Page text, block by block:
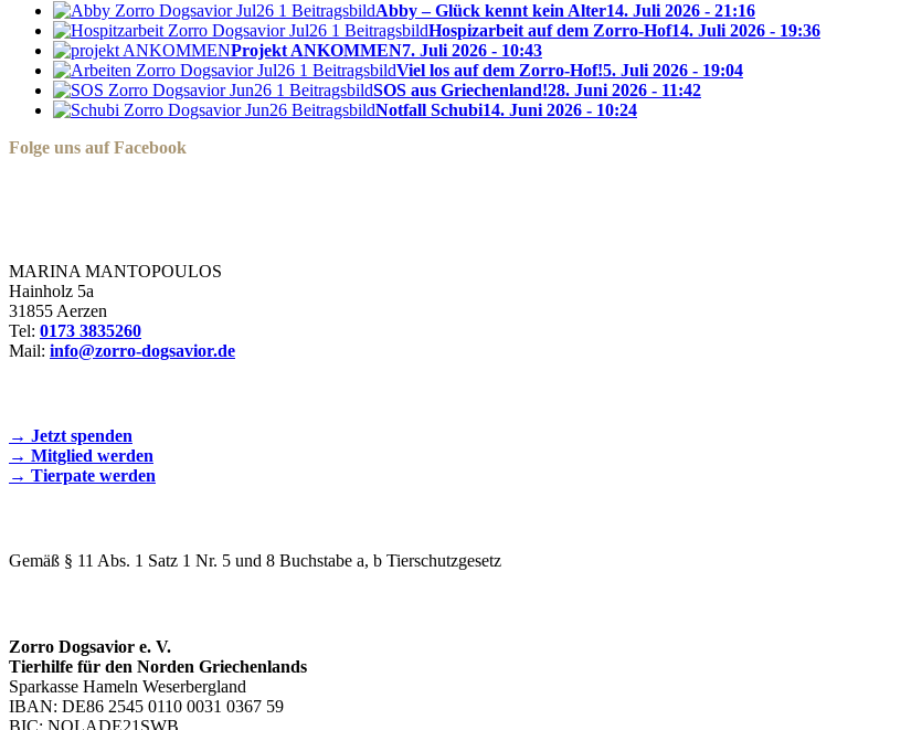
Abby – Glück kennt kein Alter14. Juli 2026 - 21:16
Hospizarbeit auf dem Zorro-Hof14. Juli 2026 - 19:36
Projekt ANKOMMEN7. Juli 2026 - 10:43
Viel los auf dem Zorro-Hof!5. Juli 2026 - 19:04
SOS aus Griechenland!28. Juni 2026 - 11:42
Notfall Schubi14. Juni 2026 - 10:24
Folge uns auf Facebook
MARINA MANTOPOULOS
Hainholz 5a
31855 Aerzen
Tel: 0173 3835260
Mail: info@zorro-dogsavior.de
→ Jetzt spenden
→ Mitglied werden
→ Tierpate werden
Gemäß § 11 Abs. 1 Satz 1 Nr. 5 und 8 Buchstabe a, b Tierschutzgesetz
Zorro Dogsavior e. V.
Tierhilfe für den Norden Griechenlands
Sparkasse Hameln Weserbergland
IBAN: DE86 2545 0110 0031 0367 59
BIC: NOLADE21SWB